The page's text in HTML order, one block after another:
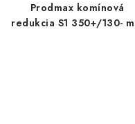
Prodmax komínová
redukcia S1 350+/130- mm